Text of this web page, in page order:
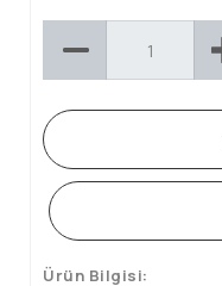
Ürün Bilgisi: